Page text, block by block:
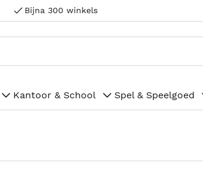
Bijna 300 winkels
Kantoor & School Spel & Speelgoed